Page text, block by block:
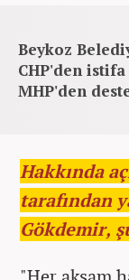
Beykoz
CHP'den
MHP'den
Hakkında
tarafından
Gökdemir,